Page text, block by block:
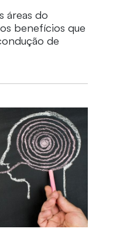
áreas do
benefícios que
de